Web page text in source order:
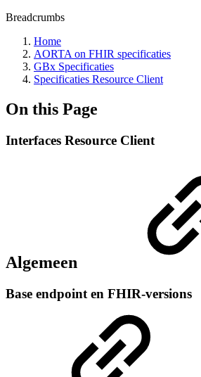
Breadcrumbs
Home
AORTA on FHIR specificaties
GBx Specificaties
Specificaties Resource Client
On this Page
Interfaces Resource Client
Algemeen
Base endpoint en FHIR-versions